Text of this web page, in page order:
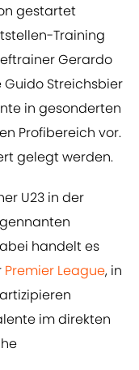
gestartet
Training
Gerardo
Streichsbier
in gesonderten
Profibereich vor.
gelegt werden.
U23 in der
handelt es
Premier League, in
im direkten